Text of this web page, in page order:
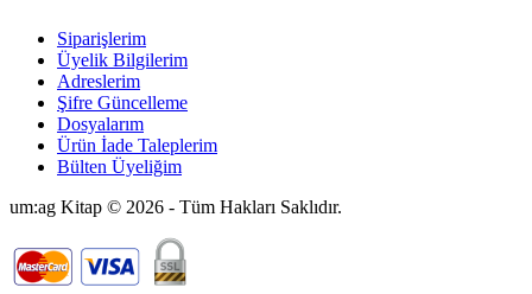
Siparişlerim
Üyelik Bilgilerim
Adreslerim
Şifre Güncelleme
Dosyalarım
Ürün İade Taleplerim
Bülten Üyeliğim
um:ag Kitap © 2026 - Tüm Hakları Saklıdır.